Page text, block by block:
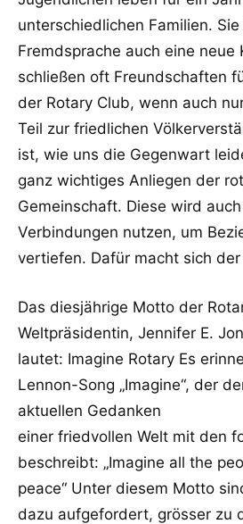
unterschiedlichen Familien.
Fremdsprache auch eine neue
schließen oft Freundschaften
der Rotary Club, wenn auch
Teil zur friedlichen
ist, wie uns die Gegenwart
ganz wichtiges Anliegen der
Gemeinschaft. Diese wird
Verbindungen nutzen, um
vertiefen. Dafür macht sich
Das diesjährige Motto der
Weltpräsidentin, Jennifer E.
lautet: Imagine Rotary Es
Lennon-Song „Imagine“, der
aktuellen Gedanken
einer friedvollen Welt mit den
beschreibt: „Imagine all the
peace“ Unter diesem Motto
dazu aufgefordert, grösser zu